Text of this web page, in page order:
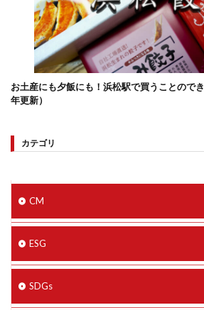
お土産にも夕飯にも！浜松駅で買うことので
年更新）
カテゴリ
CM
ESG
SDGs